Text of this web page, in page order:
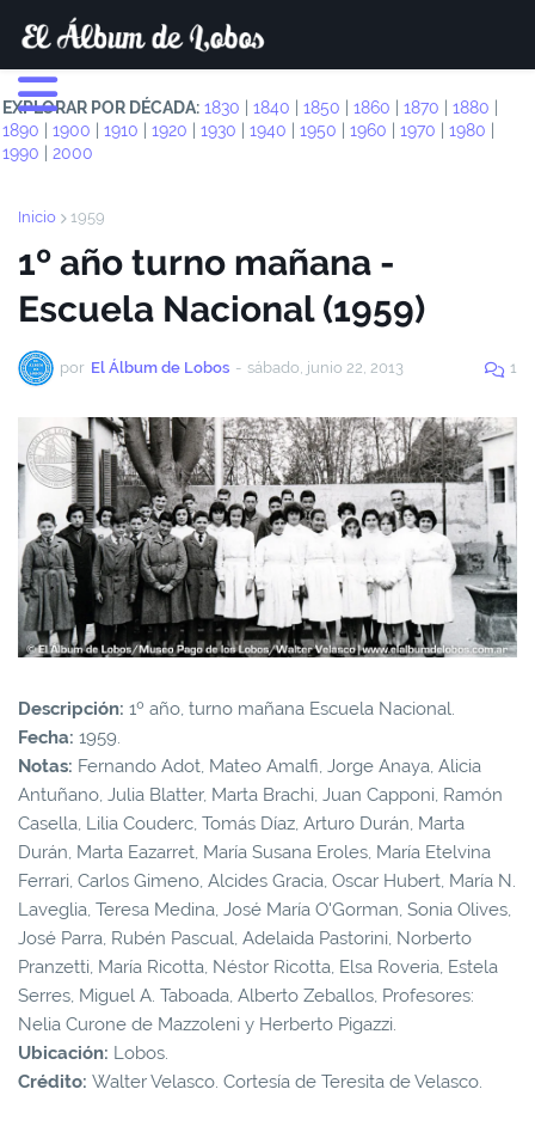
EXPLORAR POR DÉCADA: 1830 1840 1850 1860 1870 1880
1890
1900 1910 1920 1930 1940 1950 1960 1970 1980
1990
2000
Inicio 1959
1º año turno mañana -
Escuela Nacional (1959)
por El Álbum de Lobos - sábado, junio 22, 2013 1
Descripción: 1º año, turno mañana Escuela Nacional.
Fecha: 1959.
Notas: Fernando Adot, Mateo Amalfi, Jorge Anaya, Alicia
Antuñano, Julia Blatter, Marta Brachi, Juan Capponi, Ramón
Casella, Lilia Couderc, Tomás Díaz, Arturo Durán, Marta
Durán, Marta Eazarret, María Susana Eroles, María Etelvina
Ferrari, Carlos Gimeno, Alcides Gracia, Oscar Hubert, María N.
Laveglia, Teresa Medina, José María O'Gorman, Sonia Olives,
José Parra, Rubén Pascual, Adelaida Pastorini, Norberto
Pranzetti, María Ricotta, Néstor Ricotta, Elsa Roveria, Estela
Serres, Miguel A. Taboada, Alberto Zeballos, Profesores:
Nelia Curone de Mazzoleni y Herberto Pigazzi.
Ubicación: Lobos.
Crédito: Walter Velasco. Cortesía de Teresita de Velasco.